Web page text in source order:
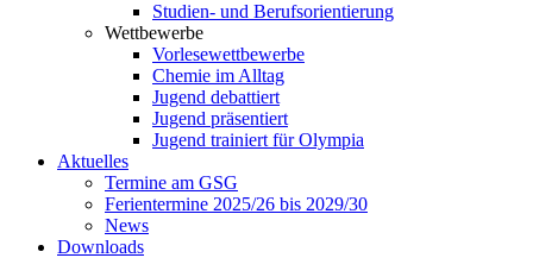
Studien- und Berufsorientierung
Wettbewerbe
Vorlesewettbewerbe
Chemie im Alltag
Jugend debattiert
Jugend präsentiert
Jugend trainiert für Olympia
Aktuelles
Termine am GSG
Ferientermine 2025/26 bis 2029/30
News
Downloads